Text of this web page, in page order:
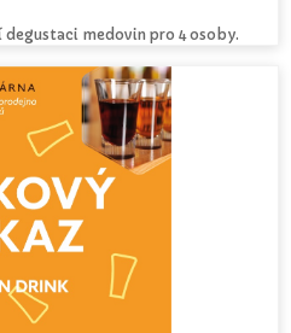
degustaci medovin pro 4 osoby.